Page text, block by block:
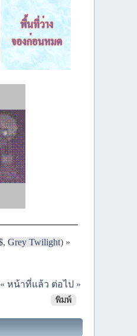
,Grey Twilight) »
« หน้าที่แล้ว ต่อไป »
พิมพ์